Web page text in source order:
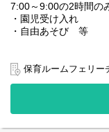
7:00～9:00の2時間の
・園児受け入れ
・自由あそび 等
園名 ：保育ルーム
業態 ：小規模認可
定員 ：18名（0歳
保育ルームフェリー